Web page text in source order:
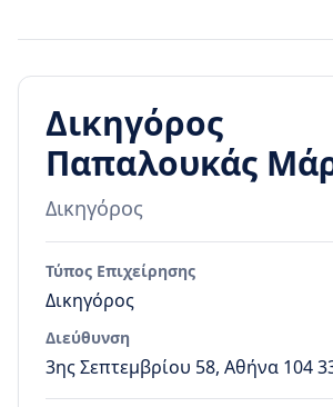
Δικηγόρος
Παπαλουκάς
Δικηγόρος
Τύπος Επιχείρησης
Δικηγόρος
Διεύθυνση
3ης Σεπτεμβρίου 58, Αθήνα 104